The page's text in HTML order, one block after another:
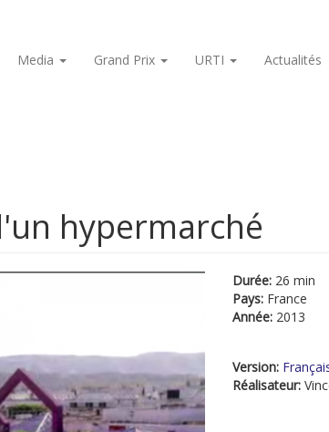
Media
Grand Prix URTI Actualités
hypermarché
Durée: 26 min
Pays: France
Année: 2013
Version:
Réalisateur: